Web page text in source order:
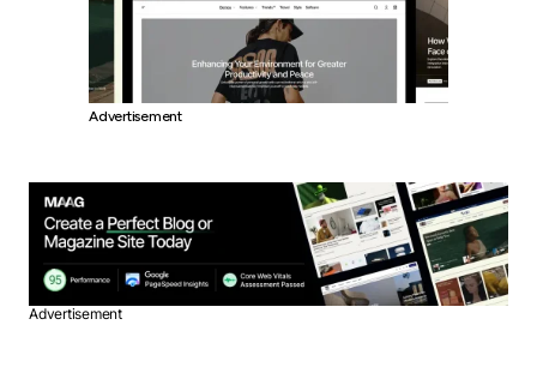
Advertisement
Advertisement